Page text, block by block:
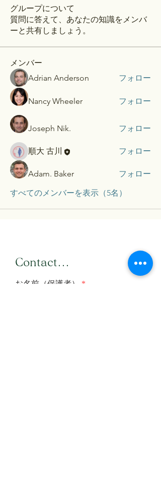
グループについて
質問に答えて、あなたの知識をメンバ
ーと共有しましょう。
メンバー
Adrian Anderson
フォロー
Nancy Wheeler フォロー
Joseph Nik. フォロー
順大 古川 フォロー
Adam. Baker
フォロー
すべてのメンバーを表示（5名）
​Contact...
お名前（保護者）